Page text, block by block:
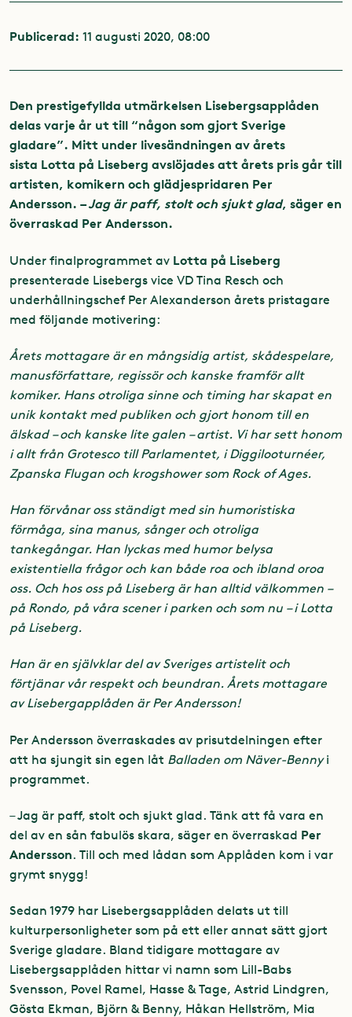
Publicerad: 11 augusti 2020, 08:00
Den prestigefyllda utmärkelsen Lisebergsapplåden
delas varje år ut till “någon som gjort Sverige
gladare”. Mitt under livesändningen av årets
sista Lotta på Liseberg avslöjades att årets pris går till
artisten, komikern och glädjespridaren Per
Andersson. –Jag är paff, stolt och sjukt glad, säger en
överraskad Per Andersson.
Under finalprogrammet av Lotta på Liseberg
presenterade Lisebergs vice VD Tina Resch och
underhållningschef Per Alexanderson årets pristagare
med följande motivering:
Årets mottagare är en mångsidig artist, skådespelare,
manusförfattare, regissör och kanske framför allt
komiker. Hans otroliga sinne och timing har skapat en
unik kontakt med publiken och gjort honom till en
älskad – och kanske lite galen – artist. Vi har sett honom
i allt från Grotesco till Parlamentet, i Diggilooturnéer,
Zpanska Flugan och krogshower som Rock of Ages.
Han förvånar oss ständigt med sin humoristiska
förmåga, sina manus, sånger och otroliga
tankegångar. Han lyckas med humor belysa
existentiella frågor och kan både roa och ibland oroa
oss. Och hos oss på Liseberg är han alltid välkommen –
på Rondo, på våra scener i parken och som nu – i Lotta
på Liseberg.
Han är en självklar del av Sveriges artistelit och
förtjänar vår respekt och beundran. Årets mottagare
av Lisebergapplåden är Per Andersson!
Per Andersson överraskades av prisutdelningen efter
att ha sjungit sin egen låt Balladen om Näver-Bennyi
programmet.
– Jag är paff, stolt och sjukt glad. Tänk att få vara en
del av en sån fabulös skara, säger en överraskad Per
Andersson. Till och med lådan som Applåden kom i var
grymt snygg!
Sedan 1979 har Lisebergsapplåden delats ut till
kulturpersonligheter som på ett eller annat sätt gjort
Sverige gladare. Bland tidigare mottagare av
Lisebergsapplåden hittar vi namn som Lill-Babs
Svensson, Povel Ramel, Hasse & Tage, Astrid Lindgren,
Gösta Ekman, Björn & Benny, Håkan Hellström, Mia